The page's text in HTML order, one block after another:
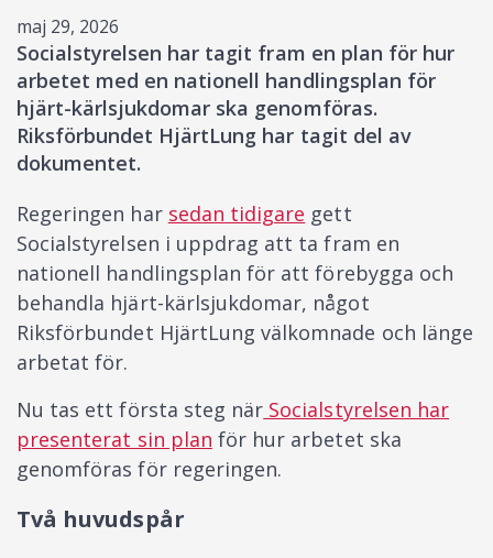
maj 29, 2026
Socialstyrelsen har tagit fram en plan för hur
arbetet med en nationell handlingsplan för
hjärt-kärlsjukdomar ska genomföras.
Riksförbundet HjärtLung har tagit del av
dokumentet.
Regeringen har sedan tidigare gett
Socialstyrelsen i uppdrag att ta fram en
nationell handlingsplan för att förebygga och
behandla hjärt-kärlsjukdomar, något
Riksförbundet HjärtLung välkomnade och länge
arbetat för.
Nu tas ett första steg när Socialstyrelsen har
presenterat sin plan för hur arbetet ska
genomföras för regeringen.
Två huvudspår